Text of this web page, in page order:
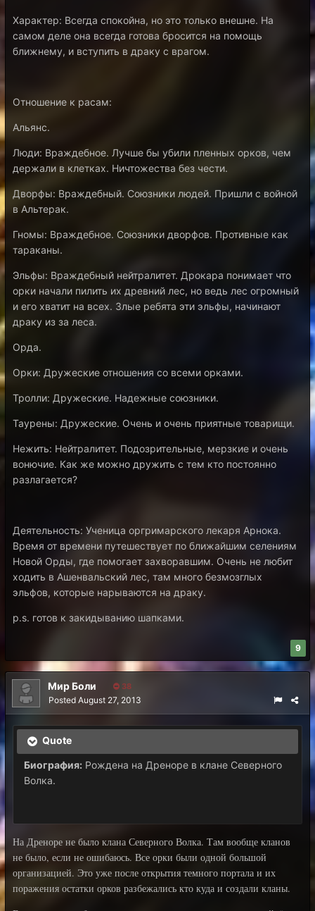
Характер: Всегда спокойна, но это только внешне. На
самом деле она всегда готова бросится на помощь
ближнему, и вступить в драку с врагом.
Отношение к расам:
Альянс.
Люди: Враждебное. Лучше бы убили пленных орков, чем
держали в клетках. Ничтожества без чести.
Дворфы: Враждебный. Союзники людей. Пришли с войной
в Альтерак.
Гномы: Враждебное. Союзники дворфов. Противные как
тараканы.
Эльфы: Враждебный нейтралитет. Дрокара понимает что
орки начали пилить их древний лес, но ведь лес огромный
и его хватит на всех. Злые ребята эти эльфы, начинают
драку из за леса.
Орда.
Орки: Дружеские отношения со всеми орками.
Тролли: Дружеские. Надежные союзники.
Таурены: Дружеские. Очень и очень приятные товарищи.
Нежить: Нейтралитет. Подозрительные, мерзкие и очень
вонючие. Как же можно дружить с тем кто постоянно
разлагается?
Деятельность: Ученица оргримарского лекаря Арнока.
Время от времени путешествует по ближайшим селениям
Новой Орды, где помогает захворавшим. Очень не любит
ходить в Ашенвальский лес, там много безмозглых
эльфов, которые нарываются на драку.
p.s. готов к закидыванию шапками.
9
Мир Боли 38
Posted August 27, 2013
Quote
Биография: Рождена на Дреноре в клане Северного
Волка.
На Дреноре не было клана Северного Волка. Там вообще кланов
не было, если не ошибаюсь. Все орки были одной большой
организацией. Это уже после открытия темного портала и их
поражения остатки орков разбежались кто куда и создали кланы.